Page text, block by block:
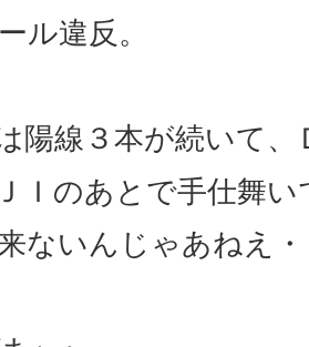
ル違反。
陽線３本が続いて、
Ｉのあとで手仕舞
ないんじゃあねえ